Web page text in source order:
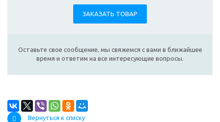
ЗАКАЗАТЬ ТОВАР
Оставьте свое сообщение, мы свяжемся с вами в ближайшее
время и ответим на все интересующие вопросы.
Вернуться к списку